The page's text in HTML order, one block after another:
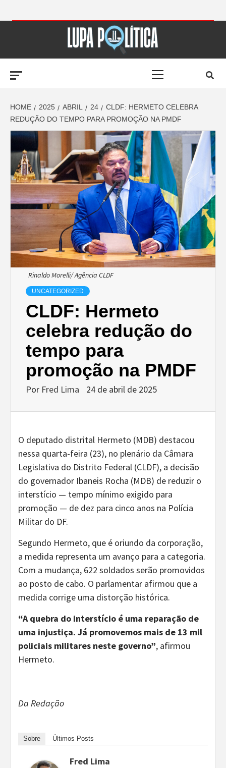
LUPA
POLÍTICA –
AMPLIANDO A
NOTÍCIA
HOME 2025 ABRIL 24
CLDF: HERMETO CELEBRA
REDUÇÃO DO TEMPO PARA PROMOÇÃO NA PMDF
Rinaldo Morelli/ Agência CLDF
UNCATEGORIZED
CLDF: Hermeto
celebra redução do
tempo para
promoção na PMDF
Por Fred Lima 24 de abril de 2025
O deputado distrital Hermeto (MDB) destacou
nessa quarta-feira (23), no plenário da Câmara
Legislativa do Distrito Federal (CLDF), a decisão
do governador Ibaneis Rocha (MDB) de reduzir o
interstício — tempo mínimo exigido para
promoção — de dez para cinco anos na Polícia
Militar do DF.
Segundo Hermeto, que é oriundo da corporação,
a medida representa um avanço para a categoria.
Com a mudança, 622 soldados serão promovidos
ao posto de cabo. O parlamentar afirmou que a
medida corrige uma distorção histórica.
“A quebra do interstício é uma reparação de
uma injustiça. Já promovemos mais de 13 mil
policiais militares neste governo”, afirmou
Hermeto.
Da Redação
Sobre Últimos Posts
Fred Lima